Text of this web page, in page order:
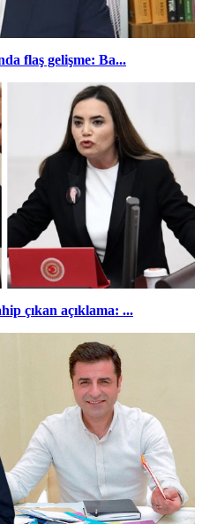
flaş gelişme: Ba...
çıkan açıklama: ...